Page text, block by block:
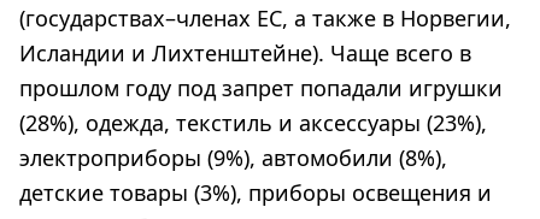
(государствах–членах ЕС, а также в Норвегии,
Исландии и Лихтенштейне). Чаще всего в
прошлом году под запрет попадали игрушки
(28%), одежда, текстиль и аксессуары (23%),
электроприборы (9%), автомобили (8%),
детские товары (3%), приборы освещения и